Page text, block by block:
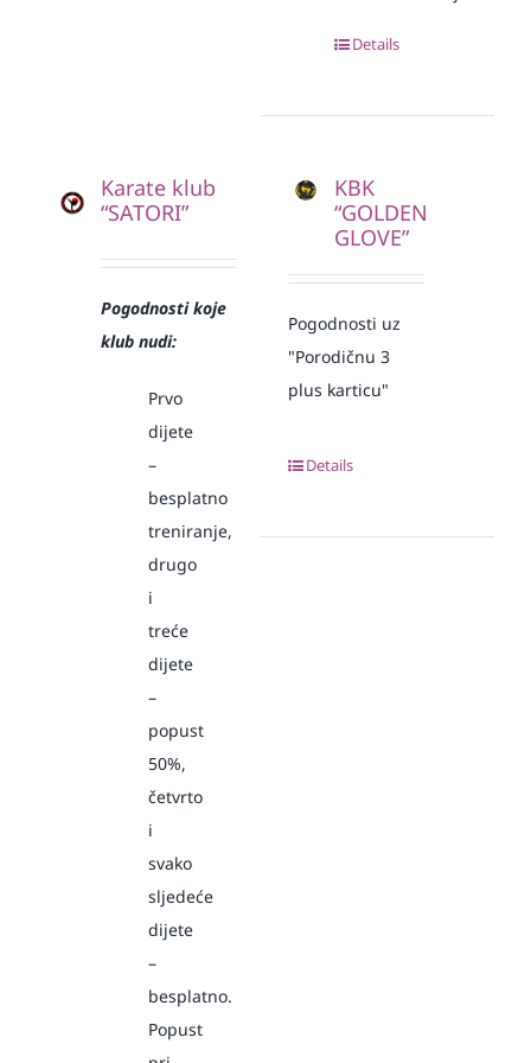
Details
Karate klub
“SATORI”
Pogodnosti koje
klub nudi:
Prvo
dijete
–
besplatno
treniranje,
drugo
i
treće
dijete
–
popust
50%,
četvrto
i
svako
sljedeće
dijete
–
besplatno.
Popust
KBK
“GOLDEN
GLOVE”
Pogodnosti uz
"Porodičnu 3
plus karticu"
Details